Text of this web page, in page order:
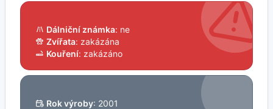
Dálniční známka: ne
Zvířata: zakázána
Kouření: zakázáno
Rok výroby: 2001